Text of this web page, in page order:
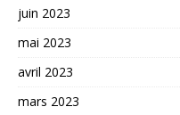
juin 2023
mai 2023
avril 2023
mars 2023